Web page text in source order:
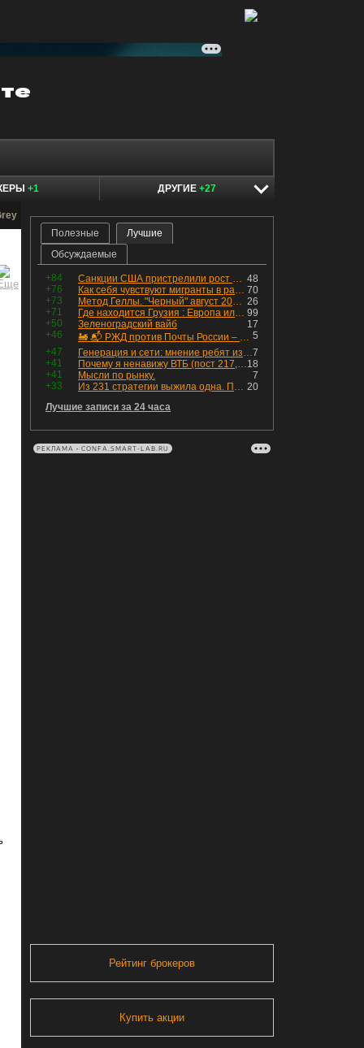
+1 ДРУГИЕ +27
Полезные
Лучшие
Обсуждаемые
+84 48
Санкции США пристрелили рост акций в России
+76
70
Как себя чувствуют мигранты в раю, в который они так стремились
+73
26
Метод Геллы. "Черный" август 2026 - быть или не быть?
+71
99
Где находится Грузия : Европа или Азия
+50
17
Зеленоградский вайб
+46
5
🚂 📬 РЖД против Почты России – Какие облигации выбрать?
+47
7
Генерация и сети: мнение ребят из индустрии
+41
18
Почему я ненавижу ВТБ (пост 217, 12+)
+41
7
Мысли по рынку.
+33
20
Из 231 стратегии выжила одна. Показываю, как она устроена
Лучшие записи за 24 часа
РЕКЛАМА • CONFA.SMART-LAB.RU
Рейтинг брокеров
Купить акции